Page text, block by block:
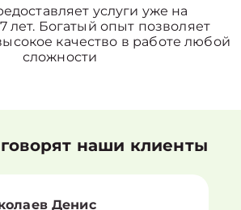
услуги уже на
лет. Богатый опыт позволяет
качество в работе любой
сложности
наши клиенты
Денис